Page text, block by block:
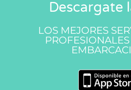
Descargate
LOS MEJORES